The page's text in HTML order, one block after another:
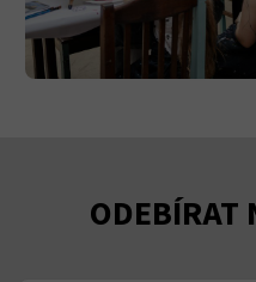
ODEBÍRAT